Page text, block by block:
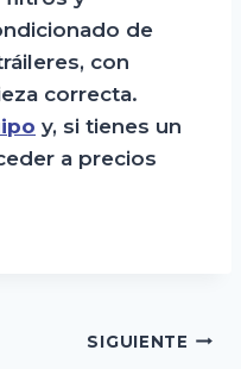
de
con
correcta.
y, si tienes un
a precios
SIGUIENTE